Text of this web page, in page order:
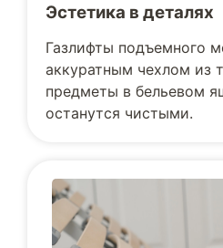
Эстетика в деталях
Газлифты подъемного
аккуратным чехлом из
предметы в бельевом
останутся чистыми.